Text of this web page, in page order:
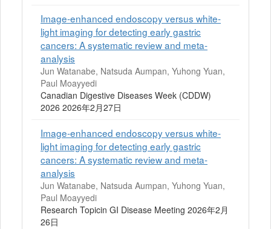
Image-enhanced endoscopy versus white-
light imaging for detecting early gastric
cancers: A systematic review and meta-
analysis
Jun Watanabe, Natsuda Aumpan, Yuhong Yuan,
Paul Moayyedi
Canadian Digestive Diseases Week (CDDW)
2026 2026年2月27日
Image-enhanced endoscopy versus white-
light imaging for detecting early gastric
cancers: A systematic review and meta-
analysis
Jun Watanabe, Natsuda Aumpan, Yuhong Yuan,
Paul Moayyedi
Research Topicin GI Disease Meeting 2026年2月
26日